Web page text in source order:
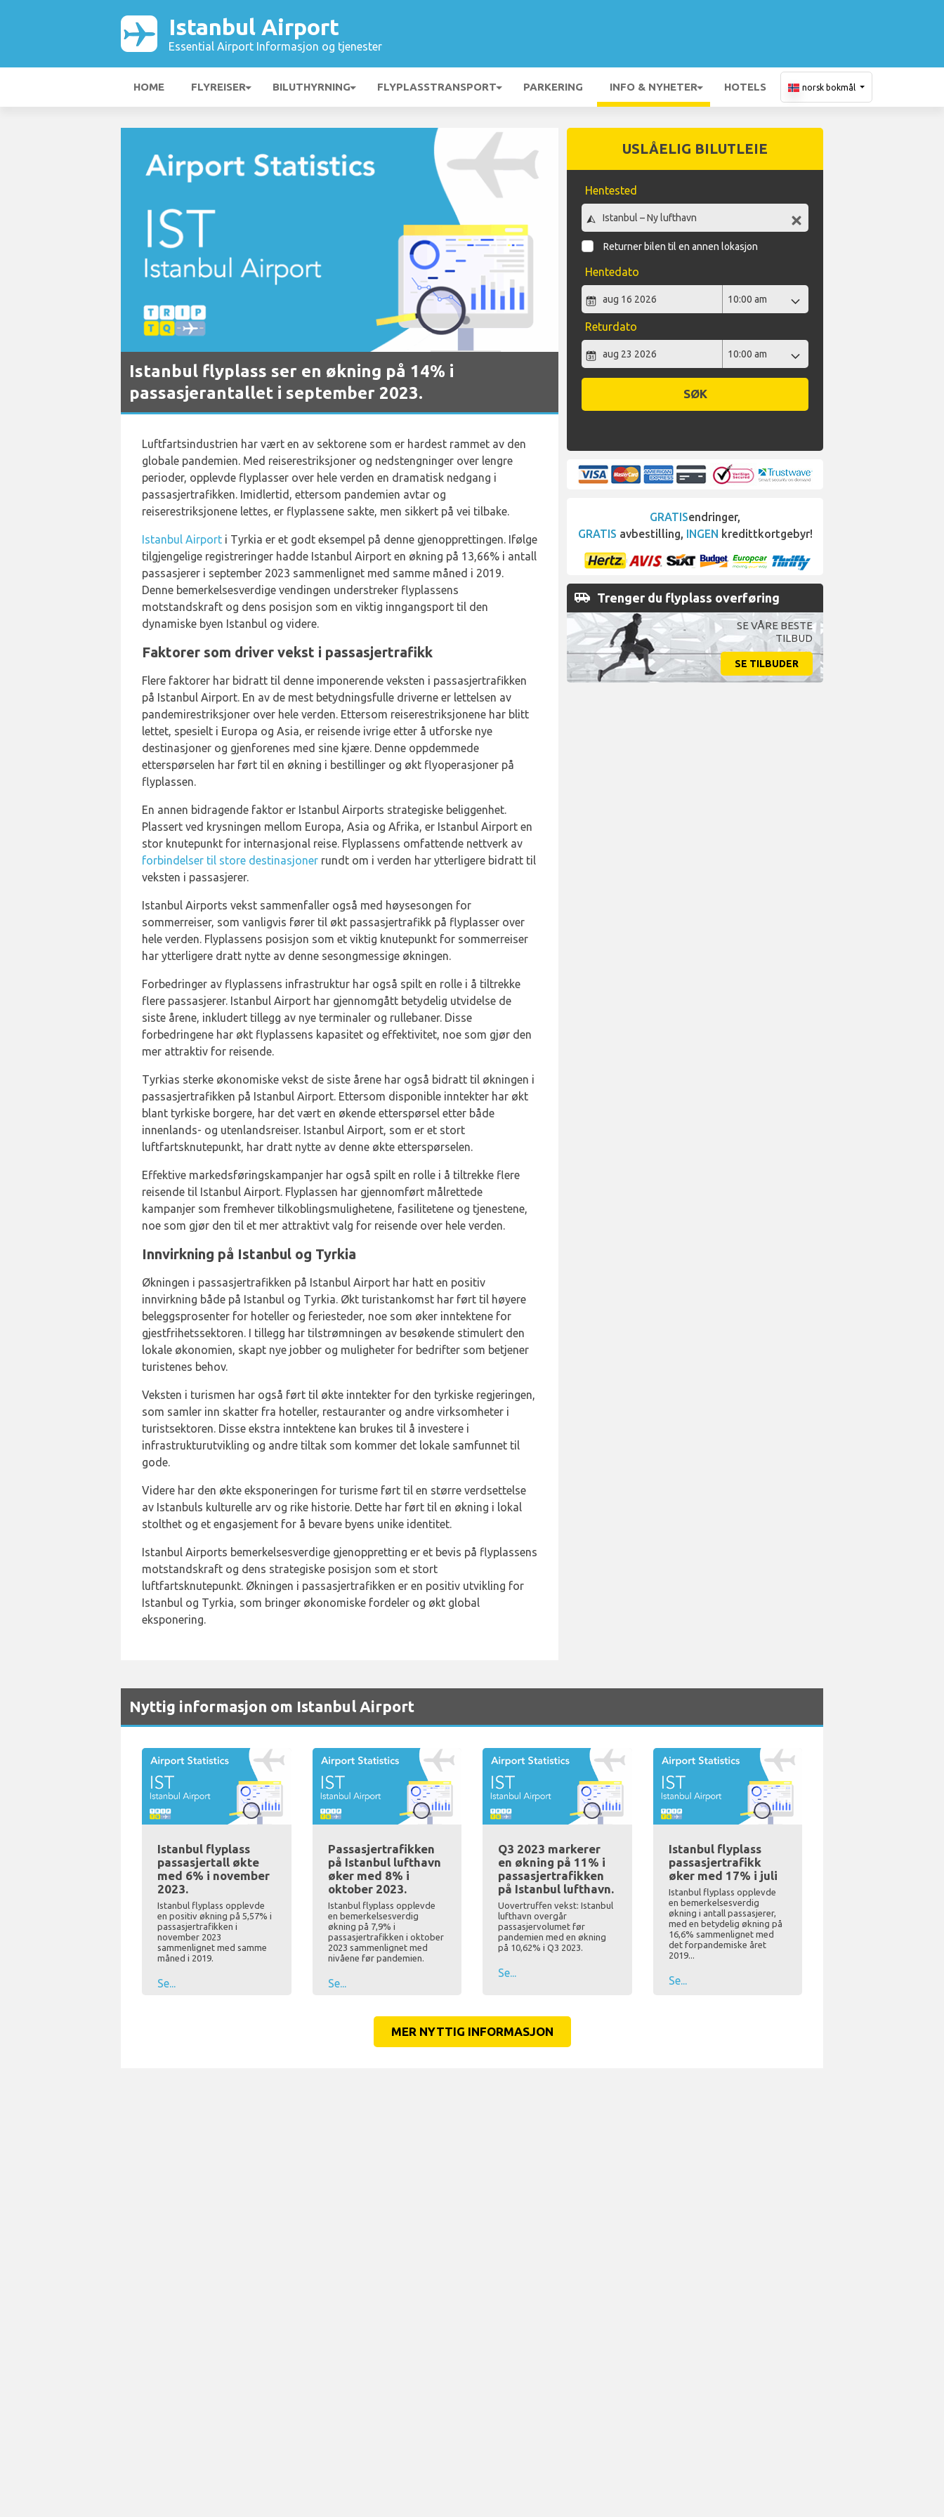
Istanbul Airport
Essential Airport Informasjon og tjenester
HOME FLYREISER BILUTHYRNING FLYPLASSTRANSPORT PARKERING INFO & NYHETER HOTELS norsk bokmål
Istanbul flyplass ser en økning på 14% i
passasjerantallet i september 2023.
Luftfartsindustrien har vært en av sektorene som er hardest rammet av den
globale pandemien. Med reiserestriksjoner og nedstengninger over lengre
perioder, opplevde flyplasser over hele verden en dramatisk nedgang i
passasjertrafikken. Imidlertid, ettersom pandemien avtar og
reiserestriksjonene lettes, er flyplassene sakte, men sikkert på vei tilbake.
Istanbul Airport i Tyrkia er et godt eksempel på denne gjenopprettingen. Ifølge
tilgjengelige registreringer hadde Istanbul Airport en økning på 13,66% i antall
passasjerer i september 2023 sammenlignet med samme måned i 2019.
Denne bemerkelsesverdige vendingen understreker flyplassens
motstandskraft og dens posisjon som en viktig inngangsport til den
dynamiske byen Istanbul og videre.
Faktorer som driver vekst i passasjertrafikk
Flere faktorer har bidratt til denne imponerende veksten i passasjertrafikken
på Istanbul Airport. En av de mest betydningsfulle driverne er lettelsen av
pandemirestriksjoner over hele verden. Ettersom reiserestriksjonene har blitt
lettet, spesielt i Europa og Asia, er reisende ivrige etter å utforske nye
destinasjoner og gjenforenes med sine kjære. Denne oppdemmede
etterspørselen har ført til en økning i bestillinger og økt flyoperasjoner på
flyplassen.
En annen bidragende faktor er Istanbul Airports strategiske beliggenhet.
Plassert ved krysningen mellom Europa, Asia og Afrika, er Istanbul Airport en
stor knutepunkt for internasjonal reise. Flyplassens omfattende nettverk av
forbindelser til store destinasjoner rundt om i verden har ytterligere bidratt til
veksten i passasjerer.
Istanbul Airports vekst sammenfaller også med høysesongen for
sommerreiser, som vanligvis fører til økt passasjertrafikk på flyplasser over
hele verden. Flyplassens posisjon som et viktig knutepunkt for sommerreiser
har ytterligere dratt nytte av denne sesongmessige økningen.
Forbedringer av flyplassens infrastruktur har også spilt en rolle i å tiltrekke
flere passasjerer. Istanbul Airport har gjennomgått betydelig utvidelse de
siste årene, inkludert tillegg av nye terminaler og rullebaner. Disse
forbedringene har økt flyplassens kapasitet og effektivitet, noe som gjør den
mer attraktiv for reisende.
Tyrkias sterke økonomiske vekst de siste årene har også bidratt til økningen i
passasjertrafikken på Istanbul Airport. Ettersom disponible inntekter har økt
blant tyrkiske borgere, har det vært en økende etterspørsel etter både
innenlands- og utenlandsreiser. Istanbul Airport, som er et stort
luftfartsknutepunkt, har dratt nytte av denne økte etterspørselen.
Effektive markedsføringskampanjer har også spilt en rolle i å tiltrekke flere
reisende til Istanbul Airport. Flyplassen har gjennomført målrettede
kampanjer som fremhever tilkoblingsmulighetene, fasilitetene og tjenestene,
noe som gjør den til et mer attraktivt valg for reisende over hele verden.
Innvirkning på Istanbul og Tyrkia
Økningen i passasjertrafikken på Istanbul Airport har hatt en positiv
innvirkning både på Istanbul og Tyrkia. Økt turistankomst har ført til høyere
beleggsprosenter for hoteller og feriesteder, noe som øker inntektene for
gjestfrihetssektoren. I tillegg har tilstrømningen av besøkende stimulert den
lokale økonomien, skapt nye jobber og muligheter for bedrifter som betjener
turistenes behov.
Veksten i turismen har også ført til økte inntekter for den tyrkiske regjeringen,
som samler inn skatter fra hoteller, restauranter og andre virksomheter i
turistsektoren. Disse ekstra inntektene kan brukes til å investere i
infrastrukturutvikling og andre tiltak som kommer det lokale samfunnet til
gode.
Videre har den økte eksponeringen for turisme ført til en større verdsettelse
av Istanbuls kulturelle arv og rike historie. Dette har ført til en økning i lokal
stolthet og et engasjement for å bevare byens unike identitet.
Istanbul Airports bemerkelsesverdige gjenoppretting er et bevis på flyplassens
motstandskraft og dens strategiske posisjon som et stort
luftfartsknutepunkt. Økningen i passasjertrafikken er en positiv utvikling for
Istanbul og Tyrkia, som bringer økonomiske fordeler og økt global
eksponering.
USLÅELIG BILUTLEIE
Hentested
Returner bilen til en annen lokasjon
Hentedato
Returdato
SØK
GRATISendringer,
GRATIS avbestilling, INGEN kredittkortgebyr!
airport_shuttle Trenger du flyplass overføring
SE VÅRE BESTE
TILBUD
SE TILBUDER
Nyttig informasjon om Istanbul Airport
Istanbul flyplass
passasjertall økte
med 6% i november
2023.
Istanbul flyplass opplevde
en positiv økning på 5,57% i
passasjertrafikken i
november 2023
sammenlignet med samme
måned i 2019.
Se...
Passasjertrafikken
på Istanbul lufthavn
øker med 8% i
oktober 2023.
Istanbul flyplass opplevde
en bemerkelsesverdig
økning på 7,9% i
passasjertrafikken i oktober
2023 sammenlignet med
nivåene før pandemien.
Se...
Q3 2023 markerer
en økning på 11% i
passasjertrafikken
på Istanbul lufthavn.
Uovertruffen vekst: Istanbul
lufthavn overgår
passasjervolumet før
pandemien med en økning
på 10,62% i Q3 2023.
Se...
Istanbul flyplass
passasjertrafikk
øker med 17% i juli
Istanbul flyplass opplevde
en bemerkelsesverdig
økning i antall passasjerer,
med en betydelig økning på
16,6% sammenlignet med
det forpandemiske året
2019...
Se...
MER NYTTIG INFORMASJON